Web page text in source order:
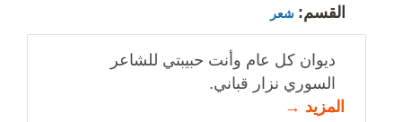
القسم: شعر
ديوان كل عام وأنت حبيبتي للشاعر
السوري نزار قباني.
المزيد →